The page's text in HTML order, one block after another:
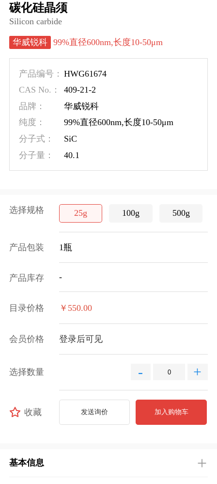
碳化硅晶须
Silicon carbide
华威锐科 99%直径600nm,长度10-50μm
产品编号： HWG61674
CAS No.：
409-21-2
品牌：
华威锐科
纯度：
99%直径600nm,长度10-50μm
分子式：
SiC
分子量：
40.1
选择规格 25g 100g 500g
产品包装 1瓶
产品库存 -
目录价格 ￥550.00
会员价格 登录后可见
选择数量 - +
收藏 发送询价 加入购物车
基本信息